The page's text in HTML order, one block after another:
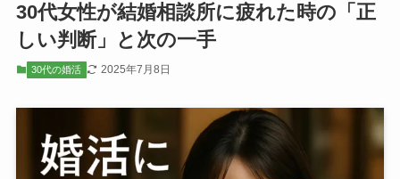
30代女性が結婚相談所に疲れた時の「正
しい判断」と次の一手
30代の婚活 2025年7月8日